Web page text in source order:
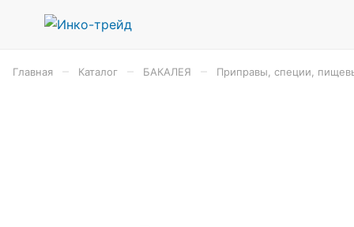
Главная Каталог БАКАЛЕЯ Приправы, специи,